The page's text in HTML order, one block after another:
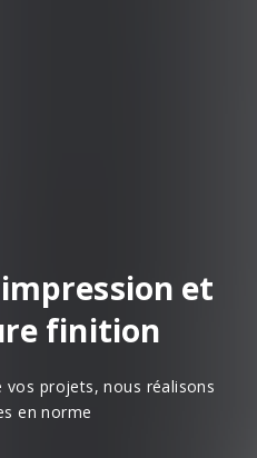
et
finition
vos projets, nous réalisons
en norme